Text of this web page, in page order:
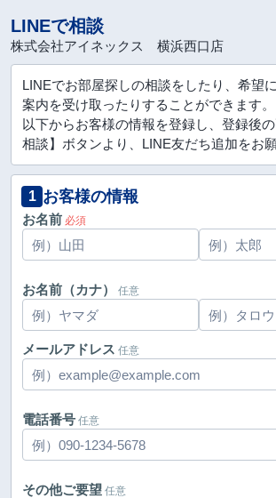
LINEで相談
株式会社アイネックス 横浜西口店
LINEでお部屋探しの相談をしたり、希望
案内を受け取ったりすることができます。
以下からお客様の情報を登録し、登録後
相談】ボタンより、LINE友だち追加をお
1 お客様の情報
お名前 必須
お名前（カナ） 任意
メールアドレス 任意
電話番号 任意
その他ご要望 任意